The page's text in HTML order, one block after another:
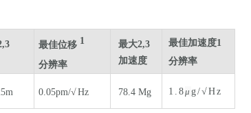
最佳位移 1
分辨率
最大2,3
加速度
最佳加速度1
分辨率
0.05pm/√Hz 78.4 Mg 1.8μ g/√Hz